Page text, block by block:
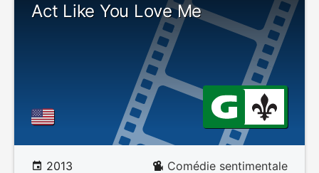
Act Like You Love Me
2013 Comédie sentimentale